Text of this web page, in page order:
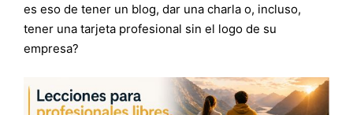
es eso de tener un blog, dar una charla o, incluso,
tener una tarjeta profesional sin el logo de su
empresa?